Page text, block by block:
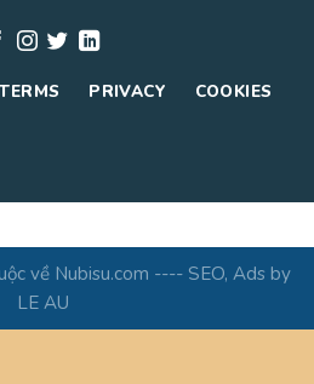
TERMS PRIVACY COOKIES
về Nubisu.com ---- SEO, Ads by
LE AU